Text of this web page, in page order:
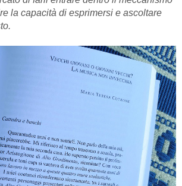
la capacità di esprimersi e ascoltare